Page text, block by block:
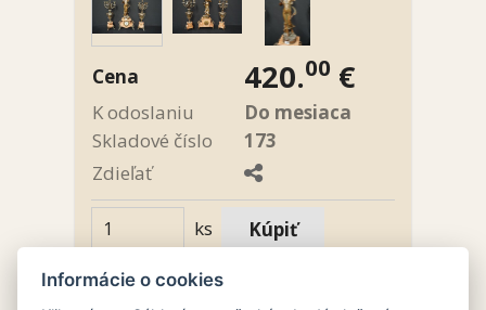
Cena 420.00 €
K odoslaniu
Do mesiaca
Skladové číslo
173
Zdieľať
ks
Informácie o cookies